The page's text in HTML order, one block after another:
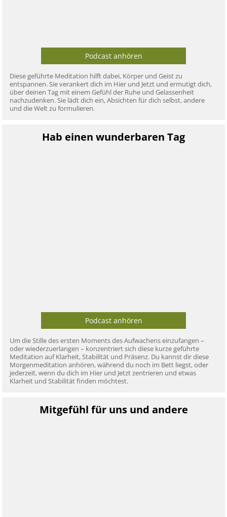
Podcast anhören
Diese geführte Meditation hilft dabei, Körper und Geist zu
entspannen. Sie verankert dich im Hier und Jetzt und ermutigt dich,
über deinen Tag mit einem Gefühl der Ruhe und Gelassenheit
nachzudenken. Sie lädt dich ein, Absichten für dich selbst, andere
und die Welt zu formulieren.
Hab einen wunderbaren Tag
Podcast anhören
Um die Stille des ersten Moments des Aufwachens einzufangen –
oder wiederzuerlangen – konzentriert sich diese kurze geführte
Meditation auf Klarheit, Stabilität und Präsenz. Du kannst dir diese
Morgenmeditation anhören, während du noch im Bett liegst, oder
jederzeit, wenn du dich im Hier und Jetzt zentrieren und etwas
Klarheit und Stabilität finden möchtest.
Mitgefühl für uns und andere